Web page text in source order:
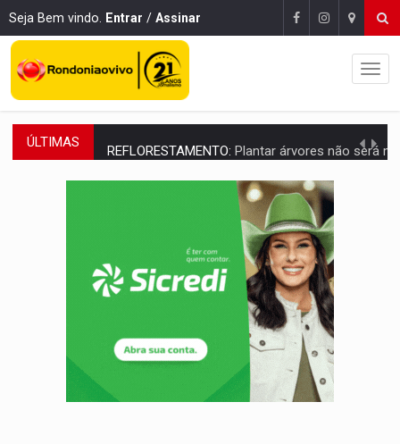
Seja Bem vindo. Entrar / Assinar
ÚLTIMAS REFLORESTAMENTO: Plantar árvores não será mais suficiente para
OVNIS NA LUA:Cientistas alertam para possível base secreta no satélite
ACABOU COM PEUGEOT: Incêndio destrói carro que era rebocado para oficina
Ladrão é filmado furtando moto na frente do bar
BOLSAS DE PESQUISA: Iniciativa Amazônia+10 lança chamada para fortalecer
Brasil tem grandes reservas de urânio, mas produz pouco e
VÍDEO:Serpente capturada na fábrica da Coca-Cola é
HOMENAGEM: Cientistas cassados pelo AI-5 se tornam pesquisadores